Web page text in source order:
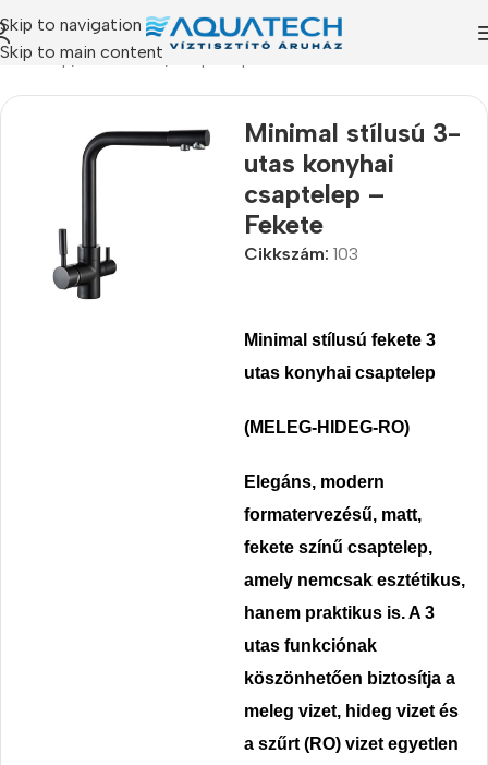
Skip to navigation
Skip to main content
Kezdőlap/Termékeink
Minimal stílusú 3-
utas konyhai
csaptelep –
Fekete
Cikkszám: 103
Minimal stílusú fekete 3
utas konyhai csaptelep
(MELEG-HIDEG-RO)
Elegáns, modern
formatervezésű, matt,
fekete színű csaptelep,
amely nemcsak esztétikus,
hanem praktikus is. A 3
utas funkciónak
köszönhetően biztosítja a
meleg vizet, hideg vizet és
a szűrt (RO) vizet egyetlen